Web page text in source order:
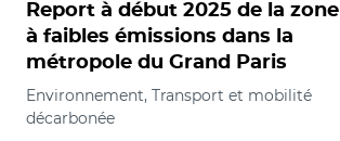
Report à début 2025 de la zone
à faibles émissions dans la
métropole du Grand Paris
Environnement, Transport et mobilité
décarbonée